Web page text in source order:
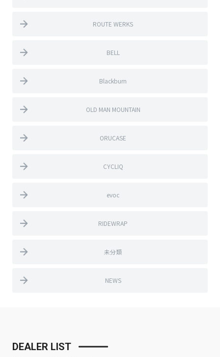
ROUTE WERKS
BELL
Blackburn
OLD MAN MOUNTAIN
ORUCASE
CYCLIQ
evoc
RIDEWRAP
未分類
NEWS
DEALER LIST